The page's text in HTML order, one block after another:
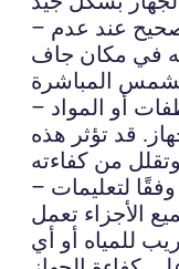
– تخزين الجهاز بشكل صحيح عند عدم
في مكان جاف
– توخي الحذر عند استخدام المنظفات أو المواد
قد تؤثر هذه
– إجراء الصيانة الدورية للجهاز وفقًا لتعليمات
الأجزاء تعمل
للمياه أو أي